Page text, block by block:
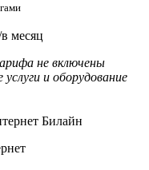
месяц
не включены
и оборудование